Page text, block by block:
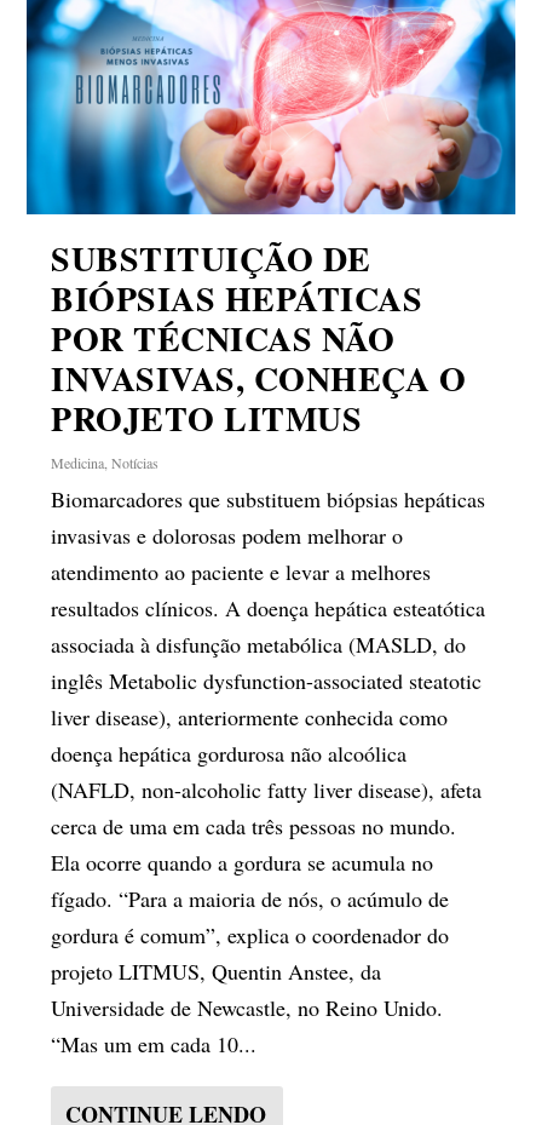
SUBSTITUIÇÃO DE
BIÓPSIAS HEPÁTICAS
POR TÉCNICAS NÃO
INVASIVAS, CONHEÇA O
PROJETO LITMUS
Medicina ,Notícias
Biomarcadores que substituem biópsias hepáticas
invasivas e dolorosas podem melhorar o
atendimento ao paciente e levar a melhores
resultados clínicos. A doença hepática esteatótica
associada à disfunção metabólica (MASLD, do
inglês Metabolic dysfunction-associated steatotic
liver disease), anteriormente conhecida como
doença hepática gordurosa não alcoólica
(NAFLD, non-alcoholic fatty liver disease), afeta
cerca de uma em cada três pessoas no mundo.
Ela ocorre quando a gordura se acumula no
fígado. “Para a maioria de nós, o acúmulo de
gordura é comum”, explica o coordenador do
projeto LITMUS, Quentin Anstee, da
Universidade de Newcastle, no Reino Unido.
“Mas um em cada 10...
CONTINUE LENDO